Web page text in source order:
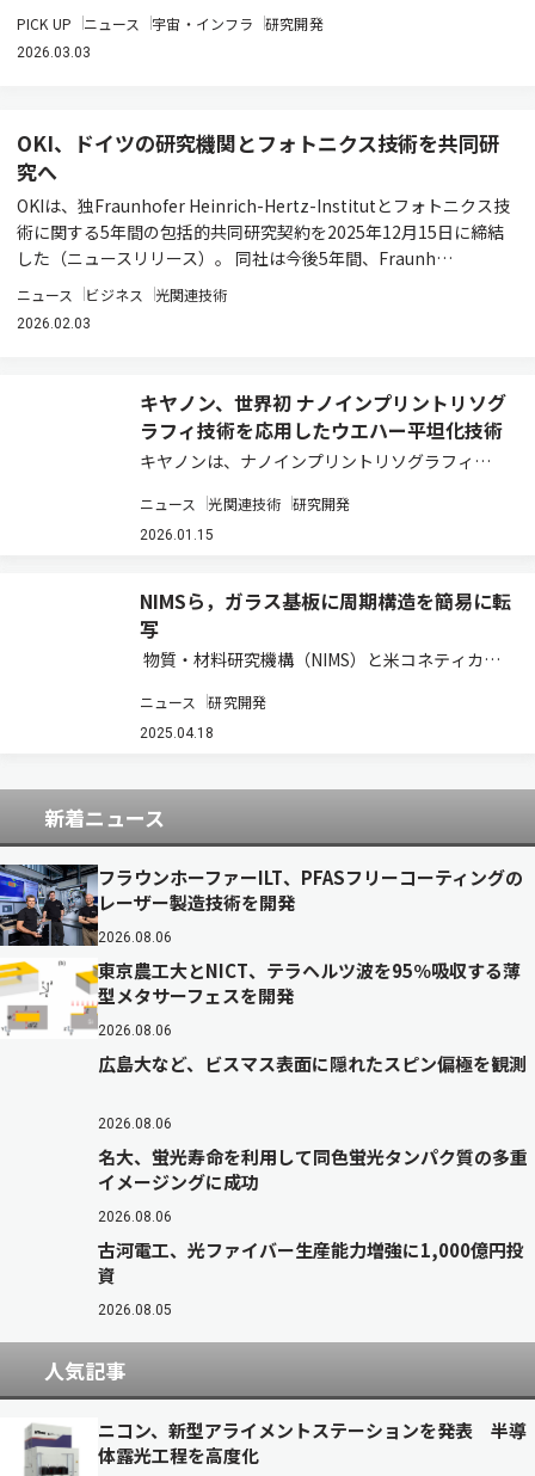
PICK UP ニュース 宇宙・インフラ 研究開発
2026.03.03
OKI、ドイツの研究機関とフォトニクス技術を共同研
究へ
OKIは、独Fraunhofer Heinrich-Hertz-Institutとフォトニクス技
術に関する5年間の包括的共同研究契約を2025年12月15日に締結
した（ニュースリリース）。 同社は今後5年間、Fraunh…
ニュース ビジネス 光関連技術
2026.02.03
キヤノン、世界初 ナノインプリントリソグ
ラフィ技術を応用したウエハー平坦化技術
キヤノンは、ナノインプリントリソグラフィ
「Inkjet-based Adaptive Planarization」
（IAP）技術を開発し、世界で初めて実用化した
ニュース 光関連技術 研究開発
2026.01.15
NIMSら，ガラス基板に周期構造を簡易に転
写
物質・材料研究機構（NIMS）と米コネティカッ
いう汎用材料の表面に形成したナノ/マイクロメ
ートルスケールの周期構造（周期微細構造）を，
ニュース 研究開発
2025.04.18
新着ニュース
フラウンホーファーILT、PFASフリーコーティングの
レーザー製造技術を開発
2026.08.06
東京農工大とNICT、テラヘルツ波を95％吸収する薄
型メタサーフェスを開発
2026.08.06
広島大など、ビスマス表面に隠れたスピン偏極を観測
2026.08.06
名大、蛍光寿命を利用して同色蛍光タンパク質の多重
イメージングに成功
2026.08.06
古河電工、光ファイバー生産能力増強に1,000億円投
資
2026.08.05
人気記事
ニコン、新型アライメントステーションを発表 半導
体露光工程を高度化